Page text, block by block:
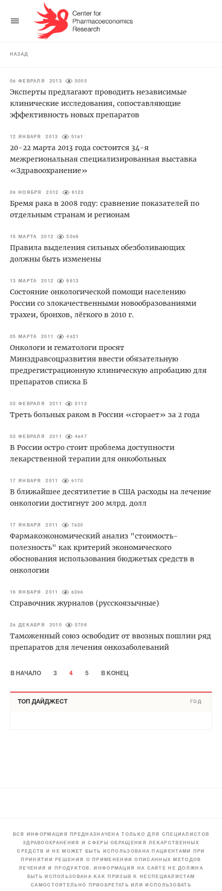
НАЗАД
08 ФЕВРАЛЯ 2013 5005
Эксперты предлагают проводить независимые
клинические исследования, сопоставляющие
эффективность новых препаратов
12 ЯНВАРЯ 2013 5181
20-22 марта 2013 года состоится 34-я
межрегиональная специализированная выставка
«Здравоохранение»
09 НОЯБРЯ 2012 6123
Бремя рака в 2008 году: сравнение показателей по
отдельным странам и регионам
16 МАРТА 2012 5096
Правила выделения сильных обезболивающих
должны быть изменены
13 МАРТА 2012 6613
Состояние онкологической помощи населению
России со злокачественными новообразованиями
трахеи, бронхов, лёгкого в 2010 г.
05 МАРТА 2011 4921
Онкологи и гематологи просят
Минздравсоцразвития ввести обязательную
предрегистрационную клиническую апробацию для
препаратов списка Б
03 ФЕВРАЛЯ 2011 5112
Треть больных раком в России «сгорает» за 2 года
03 ФЕВРАЛЯ 2011 4847
В России остро стоит проблема доступности
лекарственной терапии для онкобольных
17 ЯНВАРЯ 2011 9170
В ближайшее десятилетие в США расходы на лечение
онкологии достигнут 200 млрд. долл
17 ЯНВАРЯ 2011 7830
Фармакоэкономический анализ "стоимость-
полезность" как критерий экономического
обоснования использования бюджетых средств в
онкологии
16 ЯНВАРЯ 2011 8398
Справочник журналов (русскоязычные)
28 ДЕКАБРЯ 2010 5706
Таможенный союз освободит от ввозных пошлин ряд
препаратов для лечения онкозаболеваний
В НАЧАЛО 3 4 5 В КОНЕЦ
ТОП ДАЙДЖЕСТ ГОД
ВСЯ ИНФОРМАЦИЯ ПРЕДНАЗНАЧЕНА ТОЛЬКО ДЛЯ СПЕЦИАЛИСТОВ
ЗДРАВООХРАНЕНИЯ И СФЕРЫ ОБРАЩЕНИЯ ЛЕКАРСТВЕННЫХ
СРЕДСТВ И НЕ МОЖЕТ БЫТЬ ИСПОЛЬЗОВАНА ПАЦИЕНТАМИ ПРИ
ПРИНЯТИИ РЕШЕНИЯ О ПРИМЕНЕНИИ ОПИСАННЫХ МЕТОДОВ
ЛЕЧЕНИЯ И ПРОДУКТОВ. ИНФОРМАЦИЯ НА САЙТЕ НЕ ДОЛЖНА
БЫТЬ ИСПОЛЬЗОВАНА КАК ПРИЗЫВ К НЕСПЕЦИАЛИСТАМ
САМОСТОЯТЕЛЬНО ПРИОБРЕТАТЬ ИЛИ ИСПОЛЬЗОВАТЬ